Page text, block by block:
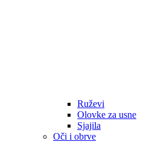
Ruževi
Olovke za usne
Sjajila
Oči i obrve